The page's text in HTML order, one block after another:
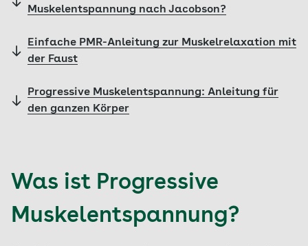
Muskelentspannung nach Jacobson?
Einfache PMR-Anleitung zur Muskelrelaxation mit
der Faust
Progressive Muskelentspannung: Anleitung für
den ganzen Körper
Was ist Progressive
Muskelentspannung?